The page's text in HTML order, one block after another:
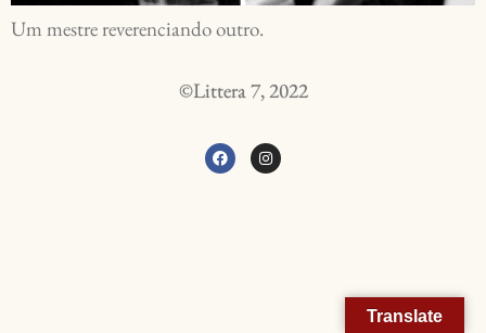
Um mestre reverenciando outro.
©Littera 7, 2022
Translate